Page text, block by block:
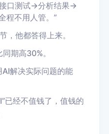
口测试→分析结果→
程不用人管。”
，他都答得上来。
期高30%。
AI解决实际问题的能
已经不值钱了，值钱的